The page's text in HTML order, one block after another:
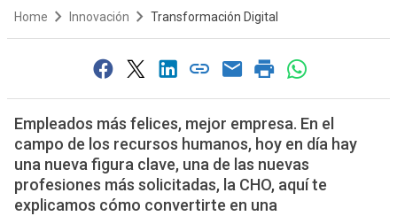
Home Innovación Transformación Digital
Empleados más felices, mejor empresa. En el
campo de los recursos humanos, hoy en día hay
una nueva figura clave, una de las nuevas
profesiones más solicitadas, la CHO, aquí te
explicamos cómo convertirte en una